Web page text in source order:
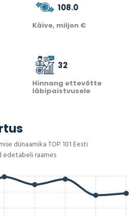
108.0
Käive, miljon €
32
Hinnang ettevõtte
läbipaistvusele
dünaamika TOP 101 Eesti
raames